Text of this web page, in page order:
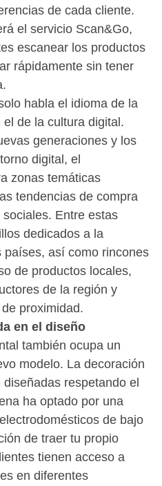
de cada cliente.
el servicio Scan&Go,
escanear los productos
rápidamente sin tener
habla el idioma de la
de la cultura digital.
generaciones y los
digital, el
zonas temáticas
tendencias de compra
Entre estas
dedicados a la
así como rincones
de productos locales,
de la región y
proximidad.
en el diseño
también ocupa un
modelo. La decoración
respetando el
ha optado por una
de bajo
de traer tu propio
tienen acceso a
en diferentes